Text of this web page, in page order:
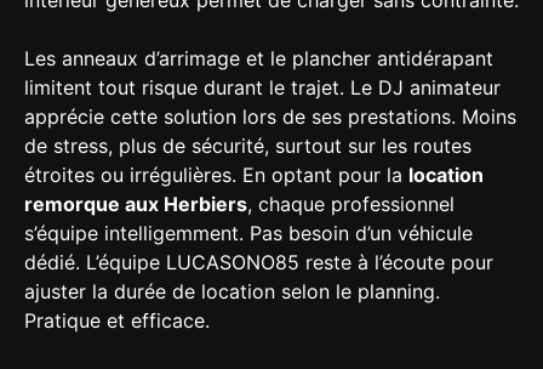
Les anneaux d’arrimage et le plancher antidérapant
limitent tout risque durant le trajet. Le DJ animateur
apprécie cette solution lors de ses prestations. Moins
de stress, plus de sécurité, surtout sur les routes
étroites ou irrégulières. En optant pour la location
remorque aux Herbiers, chaque professionnel
s’équipe intelligemment. Pas besoin d’un véhicule
dédié. L’équipe LUCASONO85 reste à l’écoute pour
ajuster la durée de location selon le planning.
Pratique et efficace.